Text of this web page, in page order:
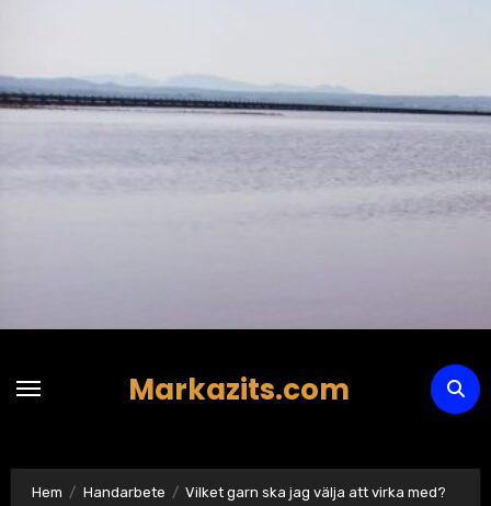
innehåll
Markazits.com
Hem Handarbete Vilket garn ska jag välja att virka med?